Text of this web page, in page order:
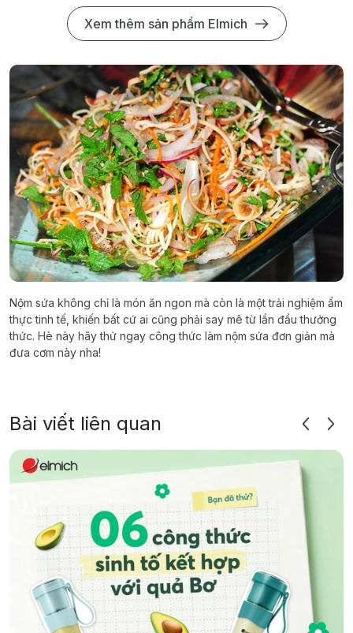
Xem thêm sản phẩm Elmich
Nộm sứa không chỉ là món ăn ngon mà còn là một trải nghiệm ẩm
thực tinh tế, khiến bất cứ ai cũng phải say mê từ lần đầu thưởng
thức. Hè này hãy thử ngay công thức làm nộm sứa đơn giản mà
đưa cơm này nha!
Bài viết liên quan